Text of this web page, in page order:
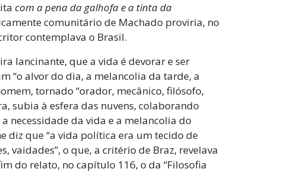
com a pena da galhofa e a tinta da
comunitário de Machado proviria, no
contemplava o Brasil.
lancinante, que a vida é devorar e ser
“o alvor do dia, a melancolia da tarde, a
tornado “orador, mecânico, filósofo,
subia à esfera das nuvens, colaborando
necessidade da vida e a melancolia do
diz que “a vida política era um tecido de
vaidades”, o que, a critério de Braz, revelava
do relato, no capítulo 116, o da “Filosofia